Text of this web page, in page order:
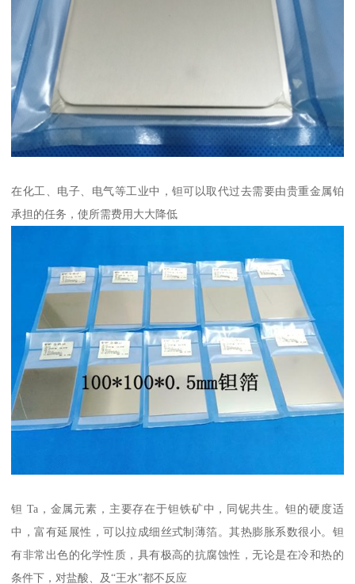
在化工、电子、电气等工业中，钽可以取代过去需要由贵重金属铂
承担的任务，使所需费用大大降低
钽 Ta，金属元素，主要存在于钽铁矿中，同铌共生。钽的硬度适
中，富有延展性，可以拉成细丝式制薄箔。其热膨胀系数很小。钽
有非常出色的化学性质，具有极高的抗腐蚀性，无论是在冷和热的
条件下，对盐酸、及“王水”都不反应